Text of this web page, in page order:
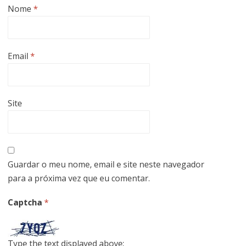
Nome *
Email *
Site
Guardar o meu nome, email e site neste navegador
para a próxima vez que eu comentar.
Captcha *
Type the text displayed above: